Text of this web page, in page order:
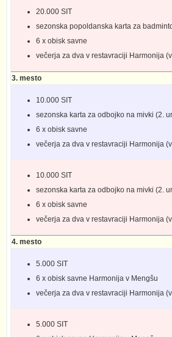
20.000 SIT
sezonska popoldanska karta za
6 x obisk savne
večerja za dva v restavraciji Harmonija
3. mesto
10.000 SIT
sezonska karta za odbojko na mivki (2.
6 x obisk savne
večerja za dva v restavraciji Harmonija
10.000 SIT
sezonska karta za odbojko na mivki (2.
6 x obisk savne
večerja za dva v restavraciji Harmonija
4. mesto
5.000 SIT
6 x obisk savne Harmonija v Mengšu
večerja za dva v restavraciji Harmonija
5.000 SIT